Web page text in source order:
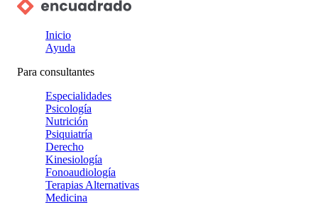
Inicio
Ayuda
Para consultantes
Especialidades
Psicología
Nutrición
Psiquiatría
Derecho
Kinesiología
Fonoaudiología
Terapias Alternativas
Medicina